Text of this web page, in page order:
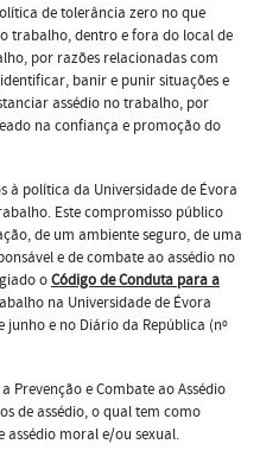
de tolerância zero no que
trabalho, dentro e fora do local de
por razões relacionadas com
banir e punir situações e
assédio no trabalho, por
na confiança e promoção do
à política da Universidade de Évora
Este compromisso público
de um ambiente seguro, de uma
e de combate ao assédio no
oCódigo de Conduta para a
na Universidade de Évora
junho e no Diário da República (nº
Prevenção e Combate ao Assédio
de assédio, o qual tem como
assédio moral e/ou sexual.